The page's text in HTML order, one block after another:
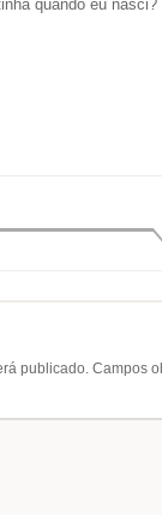
quando eu nasci?
publicado. Campos